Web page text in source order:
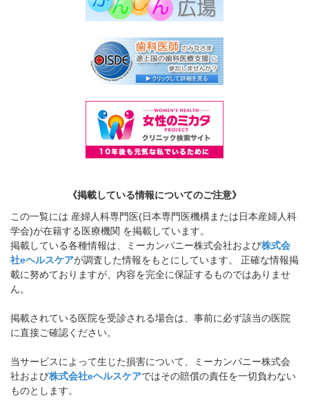
《掲載している情報についてのご注意》
この一覧には 産婦人科専門医(日本専門医機構または日本産婦人科
学会)が在籍する医療機関 を掲載しています。
掲載している各種情報は、ミーカンパニー株式会社および株式会
社eヘルスケアが調査した情報をもとにしています。 正確な情報掲
載に努めておりますが、内容を完全に保証するものではありませ
ん。
掲載されている医院を受診される場合は、事前に必ず該当の医院
に直接ご確認ください。
当サービスによって生じた損害について、ミーカンパニー株式会
社および株式会社eヘルスケアではその賠償の責任を一切負わない
ものとします。